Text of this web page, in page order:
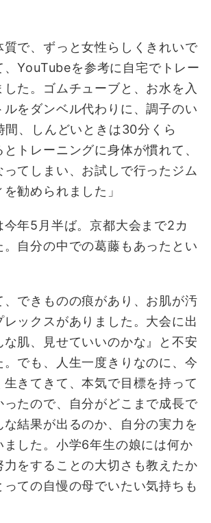
質で、ずっと女性らしくきれいで
、YouTubeを参考に自宅でトレー
た。ゴムチューブと、お水を入
ルをダンベル代わりに、調子のい
間、しんどいときは30分くら
トレーニングに身体が慣れて、
てしまい、お試しで行ったジム
勧められました」
今年5月半ば。京都大会まで2カ
。自分の中での葛藤もあったとい
、できものの痕があり、お肌が汚
ックスがありました。大会に出
な肌、見せていいのかな』と不安
。でも、人生一度きりなのに、今
生きてきて、本気で目標を持って
ったので、自分がどこまで成長で
な結果が出るのか、自分の実力を
ました。小学6年生の娘には何か
力をすることの大切さも教えたか
っての自慢の母でいたい気持ちも